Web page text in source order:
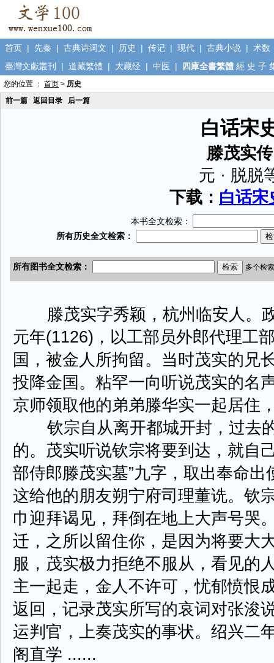
首页 | 先秦 | 古典诗词文 | 历史 | 传记 | 现代 | 古典小说 | 术数
臺灣文獻叢刊
| 道藏繁體 | 大藏经 | 中医 | 四庫全書繁體 經 史 子
您的位置 ： 首页 > 历史
前一篇
返回目录 后一篇
白话宋
滕茂实传
元 · 脱脱
下载： 白话
本书全文检索：
滕茂实字秀颖，杭州临安人。
元年(1126)，以工部员外郎代理工
国，被金人所拘留。当时茂实的兄
投降金国。粘罕一向听说茂实的名
京师领取他的弟弟滕华实一起居住
钦宗自从离开都城开封，过去
的。茂实听说钦宗将要到达，就自
部侍郎滕茂实墓”九字，取出奉命
这给他的朋友朔宁府司理董诜。钦
巾迎拜谒见，拜倒在地上大声号哭
迁，之所以留住你，是因为将要大
服，茂实极力拒绝不服从，看见的
主一起走，金人不许可，忧郁愤恨
返回，记录茂实所写的哀词对张浚
运判官，上奏茂实的事状。绍兴二
阁直学 ......